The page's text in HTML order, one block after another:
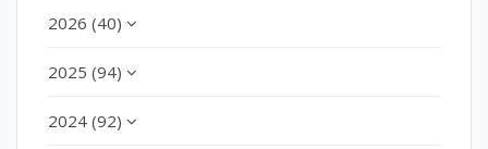
2026 (40)
2025 (94)
2024 (92)